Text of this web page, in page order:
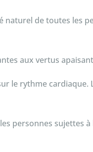
naturel de toutes les
aux vertus
le rythme
personnes